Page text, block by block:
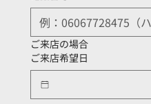
ご来店の場合
ご来店希望日